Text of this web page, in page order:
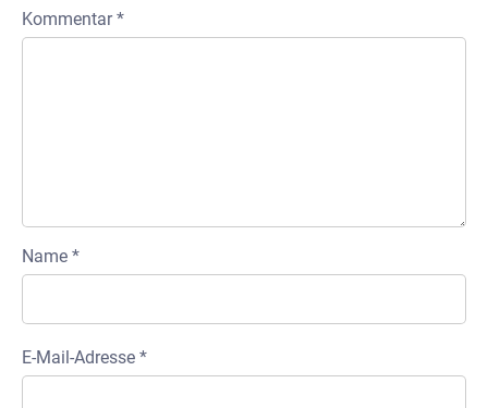
Kommentar*
Name *
E-Mail-Adresse *